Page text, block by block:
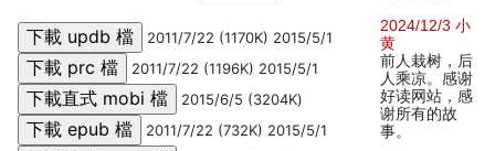
2011/7/22 (1170K) 2015/5/1
2011/7/22 (1196K) 2015/5/1
2015/6/5 (3204K)
2011/7/22 (732K) 2015/5/1
2024/12/3 小
黄
前人栽树，后
人乘凉。感谢
好读网站，感
谢所有的故
事。